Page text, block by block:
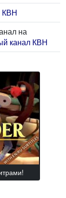
КВН
на
канал КВН